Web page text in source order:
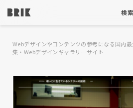
検索
Webデザインやコンテンツの参考になる国内
集・Webデザインギャラリーサイト